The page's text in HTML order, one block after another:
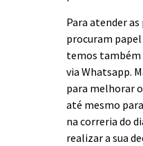
Para atender as
procuram papel
temos
via Whatsapp.
para melhorar
até mesmo
na correria do
realizar a sua